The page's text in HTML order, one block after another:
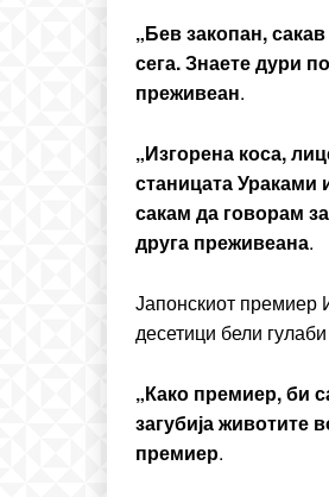
„Бев закопан,
сега. Знаете дури
преживеан.
„Изгорена коса,
станицата Ураками
сакам да говорам
друга преживеана.
Јапонскиот
десетици бели
„Како премиер, би
загубија животите
премиер.